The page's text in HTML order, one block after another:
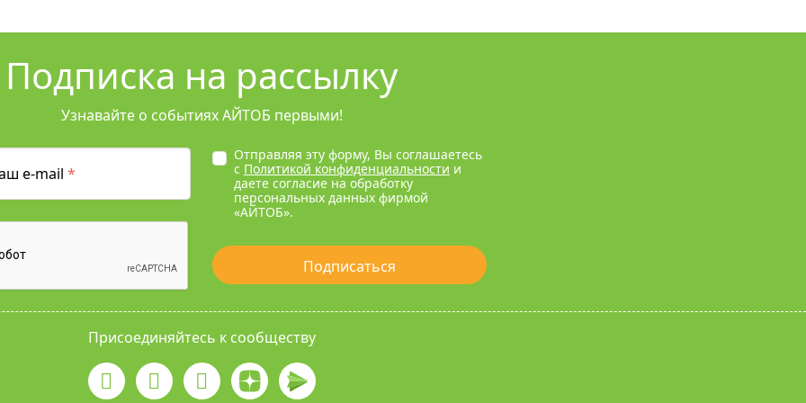
Подписка на рассылку
Узнавайте о событиях АЙТОБ первыми!
e-mail *
Отправляя эту форму, Вы соглашаетесь
с Политикой конфиденциальности и
даете согласие на обработку
персональных данных фирмой
«АЙТОБ».
Подписаться
Присоединяйтесь к сообществу